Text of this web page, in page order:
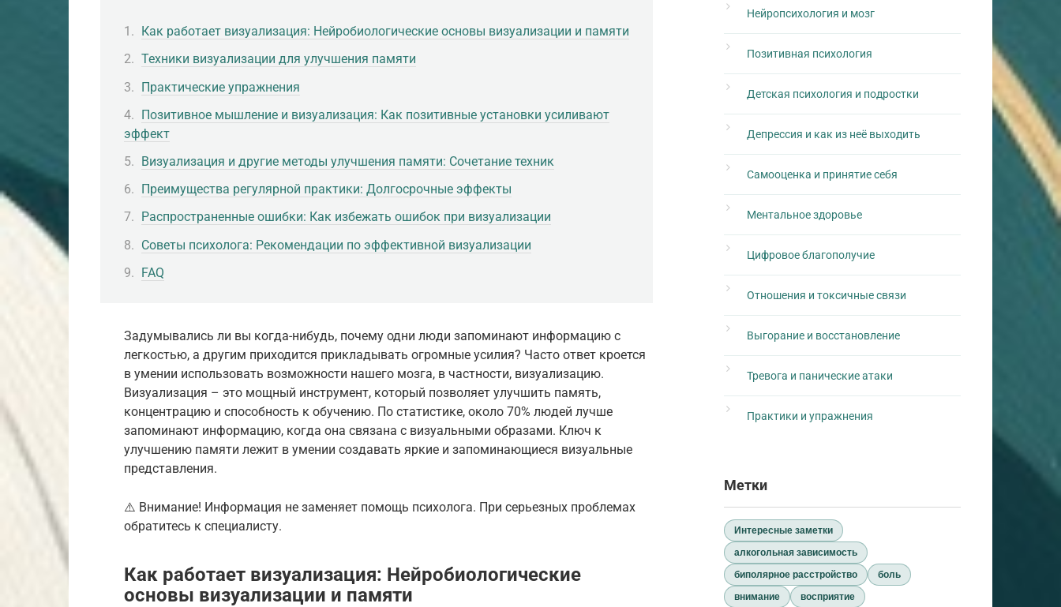
Как работает визуализация: Нейробиологические основы визуализации и памяти
Техники визуализации для улучшения памяти
Практические упражнения
Позитивное мышление и визуализация: Как позитивные установки усиливают
эффект
Визуализация и другие методы улучшения памяти: Сочетание техник
Преимущества регулярной практики: Долгосрочные эффекты
Распространенные ошибки: Как избежать ошибок при визуализации
Советы психолога: Рекомендации по эффективной визуализации
FAQ
Задумывались ли вы когда-нибудь, почему одни люди запоминают информацию с
легкостью, а другим приходится прикладывать огромные усилия? Часто ответ кроется
в умении использовать возможности нашего мозга, в частности, визуализацию.
Визуализация – это мощный инструмент, который позволяет улучшить память,
концентрацию и способность к обучению. По статистике, около 70% людей лучше
запоминают информацию, когда она связана с визуальными образами. Ключ к
улучшению памяти лежит в умении создавать яркие и запоминающиеся визуальные
представления.
⚠️ Внимание! Информация не заменяет помощь психолога. При серьезных проблемах
обратитесь к специалисту.
Как работает визуализация: Нейробиологические
основы визуализации и памяти
Нейропсихология и мозг
Позитивная психология
Детская психология и подростки
Депрессия и как из неё выходить
Самооценка и принятие себя
Ментальное здоровье
Цифровое благополучие
Отношения и токсичные связи
Выгорание и восстановление
Тревога и панические атаки
Практики и упражнения
Метки
Интересные заметки
алкогольная зависимость
биполярное расстройство
боль
внимание
восприятие